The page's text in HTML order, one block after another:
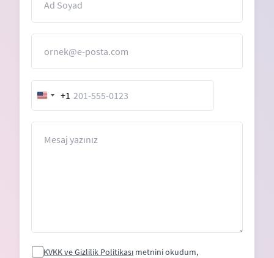
United
States
+1
KVKK ve Gizlilik Politikası metnini okudum,